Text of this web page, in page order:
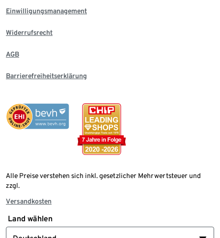
Einwilligungsmanagement
Widerrufsrecht
AGB
Barrierefreiheitserklärung
Alle Preise verstehen sich inkl. gesetzlicher Mehrwertsteuer und
zzgl.
Versandkosten
Land wählen